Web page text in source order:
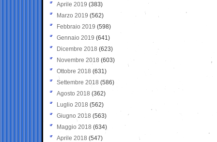
Aprile 2019 (383)
Marzo 2019 (562)
Febbraio 2019 (598)
Gennaio 2019 (641)
Dicembre 2018 (623)
Novembre 2018 (603)
Ottobre 2018 (631)
Settembre 2018 (586)
Agosto 2018 (362)
Luglio 2018 (562)
Giugno 2018 (563)
Maggio 2018 (634)
Aprile 2018 (547)